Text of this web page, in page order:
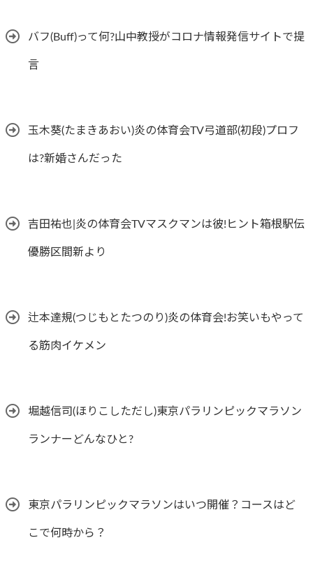
バフ(Buff)って何?山中教授がコロナ情報発信サイトで提
言
玉木葵(たまきあおい)炎の体育会TV弓道部(初段)プロフ
は?新婚さんだった
吉田祐也|炎の体育会TVマスクマンは彼!ヒント箱根駅伝
優勝区間新より
辻本達規(つじもとたつのり)炎の体育会!お笑いもやって
る筋肉イケメン
堀越信司(ほりこしただし)東京パラリンピックマラソン
ランナーどんなひと?
東京パラリンピックマラソンはいつ開催？コースはど
こで何時から？